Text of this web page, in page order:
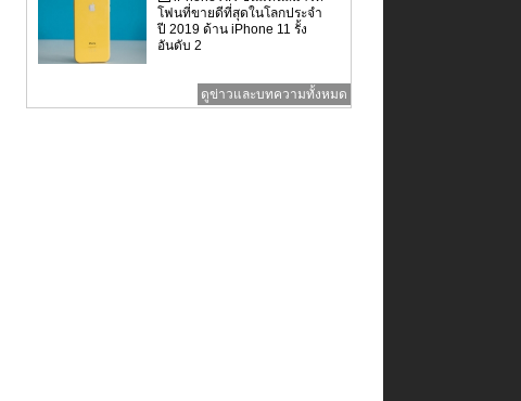
โฟนที่ขายดีที่สุดในโลกประจำ
ปี 2019 ด้าน iPhone 11 รั้ง
อันดับ 2
ดูข่าวและบทความทั้งหมด